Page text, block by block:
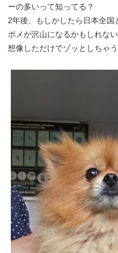
ーの多いって知ってる？
2年後、もしかしたら日本全
ポメが沢山になるかもしれな
想像しただけでゾッとしちゃう